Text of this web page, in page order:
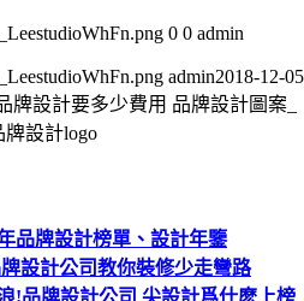
0 0 admin
admin2018-12-05
牌設計要多少費用 品牌設計圖案_
牌設計logo
品牌設計榜單、設計年鑒
設計公司教你裝修少走彎路
!品牌設計公司 尖設計爲什麽上榜